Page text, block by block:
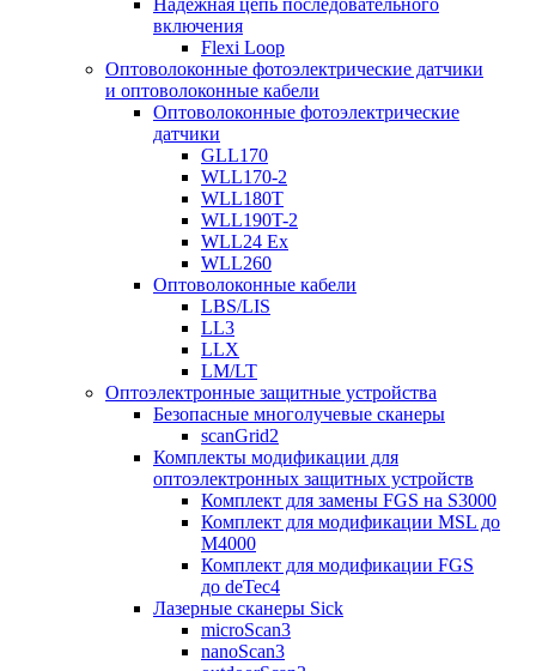
Надежная цепь последовательного
включения
Flexi Loop
Оптоволоконные фотоэлектрические датчики
и оптоволоконные кабели
Оптоволоконные фотоэлектрические
датчики
GLL170
WLL170-2
WLL180T
WLL190T-2
WLL24 Ex
WLL260
Оптоволоконные кабели
LBS/LIS
LL3
LLX
LM/LT
Оптоэлектронные защитные устройства
Безопасные многолучевые сканеры
scanGrid2
Комплекты модификации для
оптоэлектронных защитных устройств
Комплект для замены FGS на S3000
Комплект для модификации MSL до
M4000
Комплект для модификации FGS
до deTec4
Лазерные сканеры Sick
microScan3
nanoScan3